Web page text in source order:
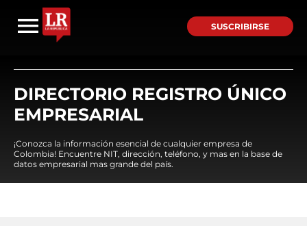
SUSCRIBIRSE
DIRECTORIO REGISTRO ÚNICO
EMPRESARIAL
¡Conozca la información esencial de cualquier empresa de
Colombia! Encuentre NIT, dirección, teléfono, y mas en la base de
datos empresarial mas grande del país.